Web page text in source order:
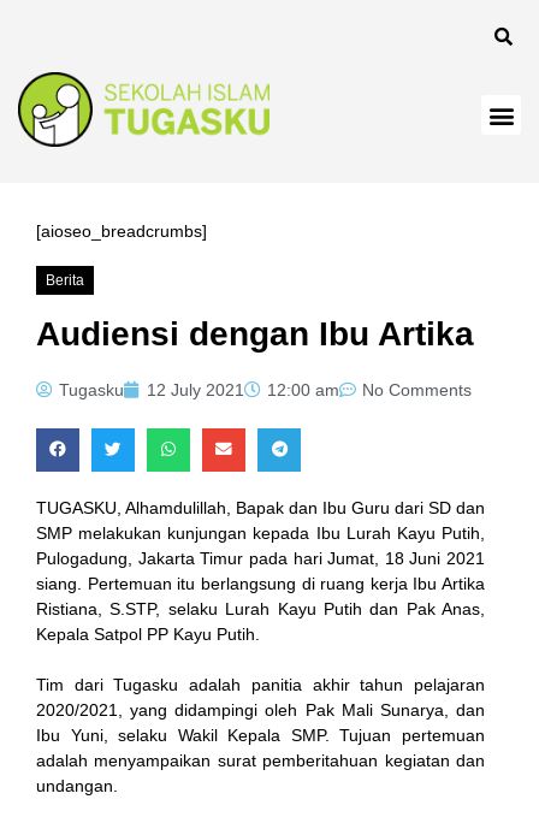
al
[aioseo_breadcrumbs]
Berita
Audiensi dengan Ibu Artika
Tugasku 12 July 2021 12:00 am No Comments
TUGASKU, Alhamdulillah, Bapak dan Ibu Guru dari SD dan
SMP melakukan kunjungan kepada Ibu Lurah Kayu Putih,
Pulogadung, Jakarta Timur pada hari Jumat, 18 Juni 2021
siang. Pertemuan itu berlangsung di ruang kerja Ibu Artika
Ristiana, S.STP, selaku Lurah Kayu Putih dan Pak Anas,
Kepala Satpol PP Kayu Putih.
Tim dari Tugasku adalah panitia akhir tahun pelajaran
2020/2021, yang didampingi oleh Pak Mali Sunarya, dan
Ibu Yuni, selaku Wakil Kepala SMP. Tujuan pertemuan
adalah menyampaikan surat pemberitahuan kegiatan dan
undangan.